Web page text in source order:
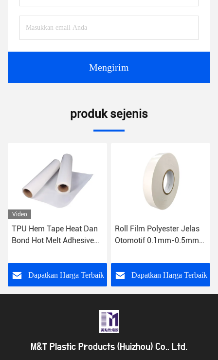
Mengirim
produk sejenis
Roll Film Polyester Jelas
Otomotif 0.1mm-0.5mm
Dapatkan Harga Terbaik
Pita Penyegel Jahitan Pita
Perekat Meleleh Panas
Laminasi PU
Dapatkan Harga Terbaik
M&T Plastic Products (Huizhou) Co., Ltd.